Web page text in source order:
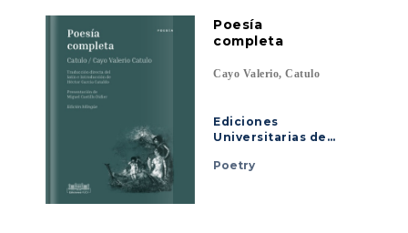
Poesía
completa
Cayo Valerio, Catulo
Ediciones
Universitarias de
Poetry